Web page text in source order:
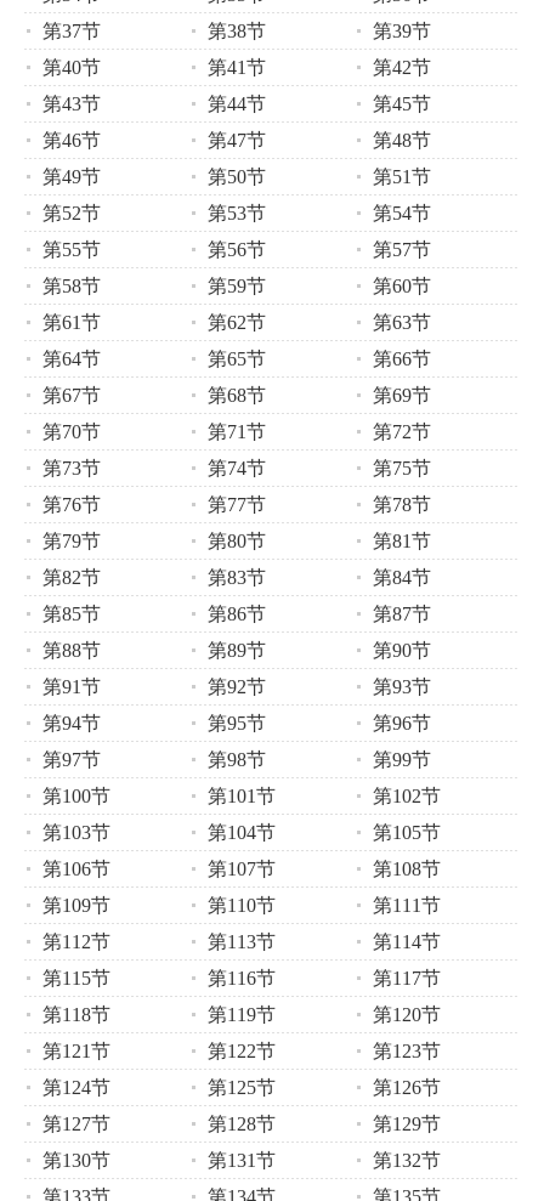
第37节
第38节
第39节
第40节
第41节
第42节
第43节
第44节
第45节
第46节
第47节
第48节
第49节
第50节
第51节
第52节
第53节
第54节
第55节
第56节
第57节
第58节
第59节
第60节
第61节
第62节
第63节
第64节
第65节
第66节
第67节
第68节
第69节
第70节
第71节
第72节
第73节
第74节
第75节
第76节
第77节
第78节
第79节
第80节
第81节
第82节
第83节
第84节
第85节
第86节
第87节
第88节
第89节
第90节
第91节
第92节
第93节
第94节
第95节
第96节
第97节
第98节
第99节
第100节
第101节
第102节
第103节
第104节
第105节
第106节
第107节
第108节
第109节
第110节
第111节
第112节
第113节
第114节
第115节
第116节
第117节
第118节
第119节
第120节
第121节
第122节
第123节
第124节
第125节
第126节
第127节
第128节
第129节
第130节
第131节
第132节
第133节
第134节 第135节